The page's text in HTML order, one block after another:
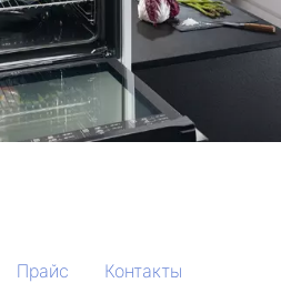
Прайс
Контакты